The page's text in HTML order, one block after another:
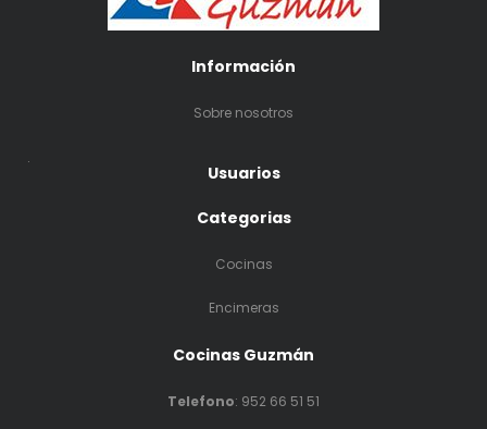
Información
Sobre nosotros
.
Usuarios
Categorias
Cocinas
Encimeras
Cocinas Guzmán
Telefono: 952 66 51 51